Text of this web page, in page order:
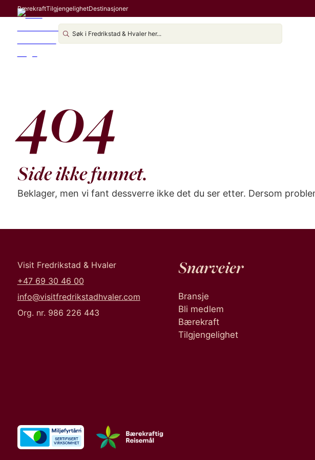
BærekraftTilgjengelighetDestinasjoner
404
Side ikke funnet.
Beklager, men vi fant dessverre ikke det du ser etter. Dersom
Visit Fredrikstad & Hvaler
+47 69 30 46 00
info@visitfredrikstadhvaler.com
Org. nr. 986 226 443
Snarveier
Bransje
Bli medlem
Bærekraft
Tilgjengelighet